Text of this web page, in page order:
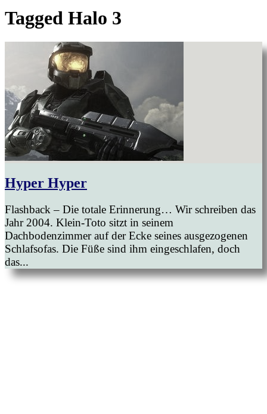
Tagged Halo 3
Hyper Hyper
Flashback – Die totale Erinnerung… Wir schreiben das
Jahr 2004. Klein-Toto sitzt in seinem
Dachbodenzimmer auf der Ecke seines ausgezogenen
Schlafsofas. Die Füße sind ihm eingeschlafen, doch
das...